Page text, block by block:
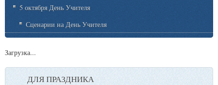
5 октября День Учителя
Сценарии на День Учителя
Загрузка...
ДЛЯ ПРАЗДНИКА